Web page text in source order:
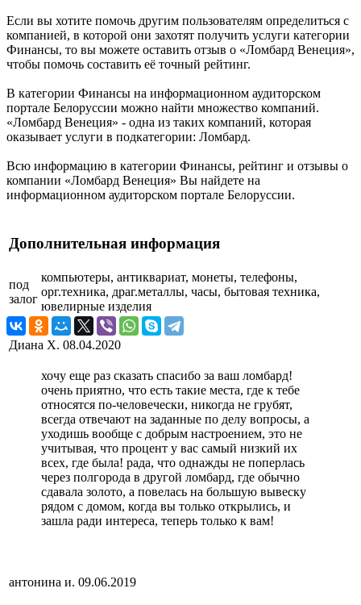
Если вы хотите помочь другим пользователям определиться с
компанией, в которой они захотят получить услуги категории
Финансы, то вы можете оставить отзыв о «Ломбард Венеция»,
чтобы помочь составить её точный рейтинг.
В категории Финансы на информационном аудиторском
портале Белоруссии можно найти множество компаний.
«Ломбард Венеция» - одна из таких компаний, которая
оказывает услуги в подкатегории: Ломбард.
Всю информацию в категории Финансы, рейтинг и отзывы о
компании «Ломбард Венеция» Вы найдете на
информационном аудиторском портале Белоруссии.
Дополнительная информация
под
залог
компьютеры, антиквариат, монеты, телефоны,
орг.техника, драг.металлы, часы, бытовая техника,
ювелирные изделия
Диана Х. 08.04.2020
хочу еще раз сказать спасибо за ваш ломбард!
очень приятно, что есть такие места, где к тебе
относятся по-человечески, никогда не грубят,
всегда отвечают на заданные по делу вопросы, а
уходишь вообще с добрым настроением, это не
учитывая, что процент у вас самый низкий их
всех, где была! рада, что однажды не поперлась
через полгорода в другой ломбард, где обычно
сдавала золото, а повелась на большую вывеску
рядом с домом, когда вы только открылись, и
зашла ради интереса, теперь только к вам!
антонина и. 09.06.2019